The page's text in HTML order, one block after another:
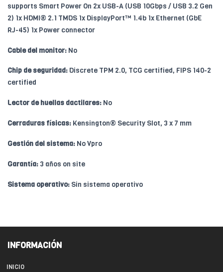
supports Smart Power On 2x USB-A (USB 10Gbps / USB 3.2 Gen
2) 1x HDMI® 2.1 TMDS 1x DisplayPort™ 1.4b 1x Ethernet (GbE
RJ-45) 1x Power connector
Cable del monitor: No
Chip de seguridad: Discrete TPM 2.0, TCG certified, FIPS 140-2
certified
Lector de huellas dactilares: No
Cerraduras físicas: Kensington® Security Slot, 3 x 7 mm
Gestión del sistema: No Vpro
Garantía: 3 años on site
Sistema operativo: Sin sistema operativo
INFORMACIÓN
INICIO